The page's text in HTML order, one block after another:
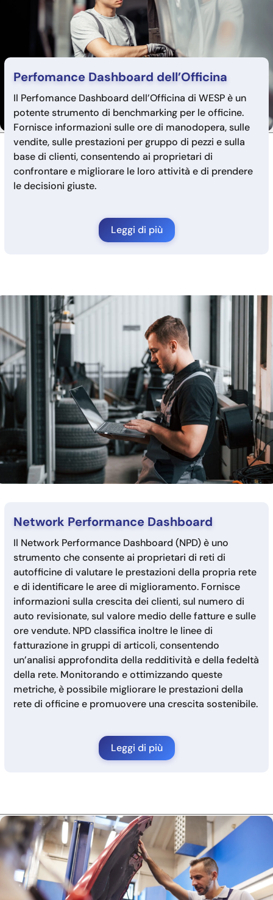
Perfomance Dashboard dell’Officina
Il Perfomance Dashboard dell’Officina di WESP è un
potente strumento di benchmarking per le officine.
Fornisce informazioni sulle ore di manodopera, sulle
vendite, sulle prestazioni per gruppo di pezzi e sulla
base di clienti, consentendo ai proprietari di
confrontare e migliorare le loro attività e di prendere
le decisioni giuste.
Leggi di più
Network Performance Dashboard
Il Network Performance Dashboard (NPD) è uno
strumento che consente ai proprietari di reti di
autofficine di valutare le prestazioni della propria rete
e di identificare le aree di miglioramento. Fornisce
informazioni sulla crescita dei clienti, sul numero di
auto revisionate, sul valore medio delle fatture e sulle
ore vendute. NPD classifica inoltre le linee di
fatturazione in gruppi di articoli, consentendo
un’analisi approfondita della redditività e della fedeltà
della rete. Monitorando e ottimizzando queste
metriche, è possibile migliorare le prestazioni della
rete di officine e promuovere una crescita sostenibile.
Leggi di più